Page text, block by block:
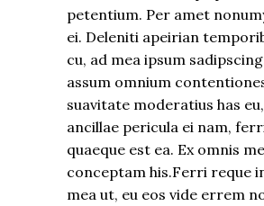
petentium. Per amet
ei. Deleniti apeirian
cu, ad mea ipsum
assum omnium
suavitate moderatius has
ancillae pericula ei nam,
quaeque est ea. Ex omnis
conceptam his.Ferri reque
mea ut, eu eos vide errem